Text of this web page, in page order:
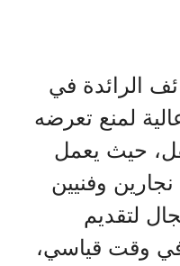
الرائدة في
لمنع تعرضه
حيث يعمل
وفنيين
لتقديم
وقت قياسي،